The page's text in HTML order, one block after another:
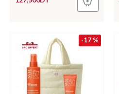
-17 %